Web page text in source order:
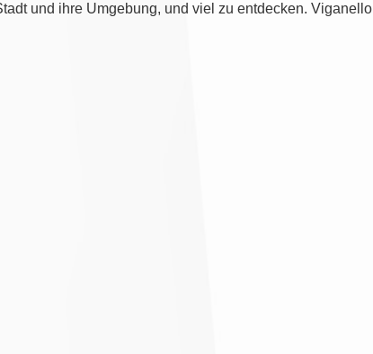
und ihre Umgebung, und viel zu entdecken. Viganello